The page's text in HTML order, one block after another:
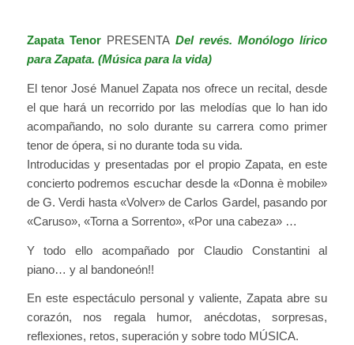
Zapata TenorPRESENTA Del revés. Monólogo lírico
para Zapata. (Música para la vida)
El tenor José Manuel Zapata nos ofrece un recital, desde
el que hará un recorrido por las melodías que lo han ido
acompañando, no solo durante su carrera como primer
tenor de ópera, si no durante toda su vida.
Introducidas y presentadas por el propio Zapata, en este
concierto podremos escuchar desde la «Donna è mobile»
de G. Verdi hasta «Volver» de Carlos Gardel, pasando por
«Caruso», «Torna a Sorrento», «Por una cabeza» …
Y todo ello acompañado por Claudio Constantini al
piano… y al bandoneón!!
En este espectáculo personal y valiente, Zapata abre su
corazón, nos regala humor, anécdotas, sorpresas,
reflexiones, retos, superación y sobre todo MÚSICA.